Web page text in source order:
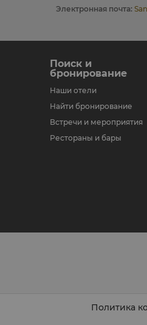
Электронная почта:
Поиск и
бронирование
Наши отели
Найти бронирование
Встречи и мероприятия
Рестораны и бары
Политика